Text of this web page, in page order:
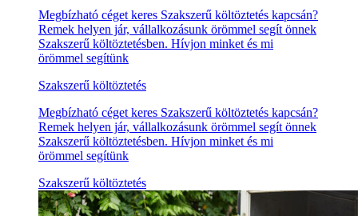
Megbízható céget keres Szakszerű költöztetés kapcsán?
Remek helyen jár, vállalkozásunk örömmel segít önnek
Szakszerű költöztetésben. Hívjon minket és mi
örömmel segítünk
Szakszerű költöztetés
Megbízható céget keres Szakszerű költöztetés kapcsán?
Remek helyen jár, vállalkozásunk örömmel segít önnek
Szakszerű költöztetésben. Hívjon minket és mi
örömmel segítünk
Szakszerű költöztetés